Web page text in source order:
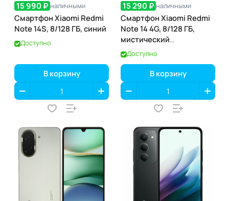
15 990 ₽ наличными
Смартфон Xiaomi Redmi
Note 14S, 8/128 ГБ, синий
Доступно
В корзину
15 290 ₽ наличными
Смартфон Xiaomi Redmi
Note 14 4G, 8/128 ГБ,
мистический
фиолетовый
Доступно
В корзину